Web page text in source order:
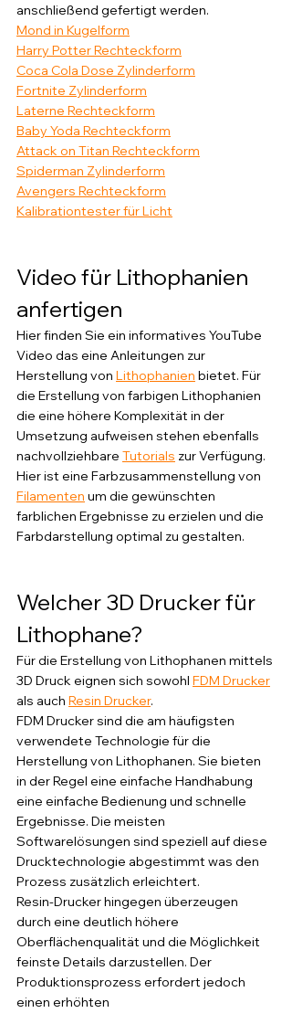
anschließend gefertigt werden.
Mond in Kugelform
Harry Potter Rechteckform
Coca Cola Dose Zylinderform
Fortnite Zylinderform
Laterne Rechteckform
Baby Yoda Rechteckform
Attack on Titan Rechteckform
Spiderman Zylinderform
Avengers Rechteckform
Kalibrationtester für Licht
Video für Lithophanien
anfertigen
Hier finden Sie ein informatives YouTube
Video das eine Anleitungen zur
Herstellung von Lithophanien bietet. Für
die Erstellung von farbigen Lithophanien
die eine höhere Komplexität in der
Umsetzung aufweisen stehen ebenfalls
nachvollziehbare Tutorials zur Verfügung.
Hier ist eine Farbzusammenstellung von
Filamenten um die gewünschten
farblichen Ergebnisse zu erzielen und die
Farbdarstellung optimal zu gestalten.
Welcher 3D Drucker für
Lithophane?
Für die Erstellung von Lithophanen mittels
3D Druck eignen sich sowohl FDM Drucker
als auch Resin Drucker.
FDM Drucker sind die am häufigsten
verwendete Technologie für die
Herstellung von Lithophanen. Sie bieten
in der Regel eine einfache Handhabung
eine einfache Bedienung und schnelle
Ergebnisse. Die meisten
Softwarelösungen sind speziell auf diese
Drucktechnologie abgestimmt was den
Prozess zusätzlich erleichtert.
Resin-Drucker hingegen überzeugen
durch eine deutlich höhere
Oberflächenqualität und die Möglichkeit
feinste Details darzustellen. Der
Produktionsprozess erfordert jedoch
einen erhöhten